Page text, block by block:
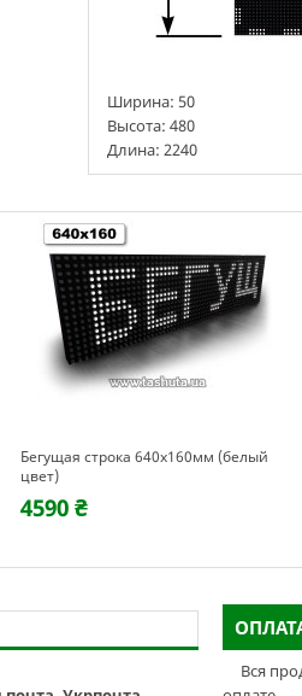
Ширина: 50
Высота: 480
Длина: 2240
Бегущая строка 640х160мм (белый
цвет)
4590 ₴
Вся